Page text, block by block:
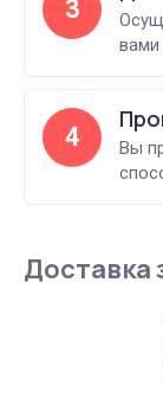
3
вами
4
Вы
Доставка